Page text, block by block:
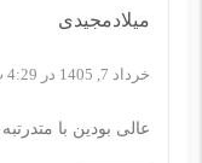
میلادمجیدی
خرداد 7, 1405 در 4:29 ب.ظ
عالی بودین با